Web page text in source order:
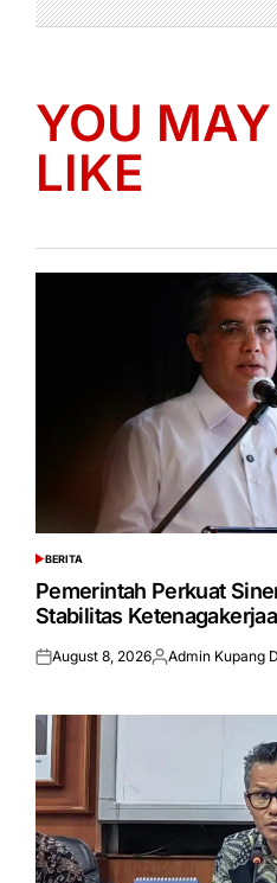
YOU
LIKE
POSTED
IN
BERITA
Pemerintah Perkuat
Stabilitas
Posted
August 8, 2026Posted
Admin Kupang